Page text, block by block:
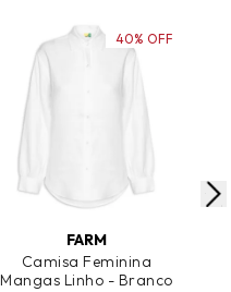
ADICIONAR AO CARRINHO
FARM
Camisa Feminina
Mangas Linho - Branco
40% OFF